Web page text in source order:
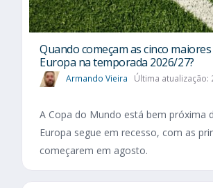
Quando começam as cinco
Europa na temporada 2026/27?
Armando Vieira Última atualização:
A Copa do Mundo está bem próxima
Europa segue em recesso, com as
começarem em agosto.